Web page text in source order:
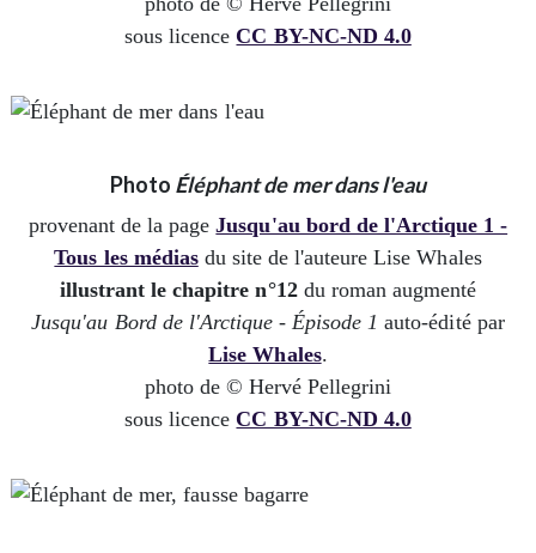
sous licence CC BY-NC-ND 4.0
Photo Éléphant de mer dans l'eau
provenant de la pageJusqu'au bord de l'Arctique 1 -
Tous les médiasdu site de l'auteure Lise Whales
illustrant le chapitre n°12du roman augmenté
Jusqu'au Bord de l'Arctique - Épisode 1 auto-édité par
Lise Whales.
photo de © Hervé Pellegrini
sous licence CC BY-NC-ND 4.0